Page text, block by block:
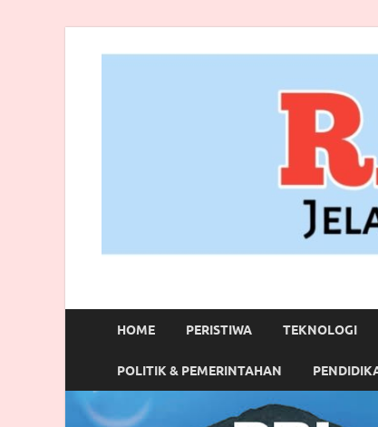
RANBITV.COM
HOME PERISTIWA TEKNOLOGI
POLITIK & PEMERINTAHAN